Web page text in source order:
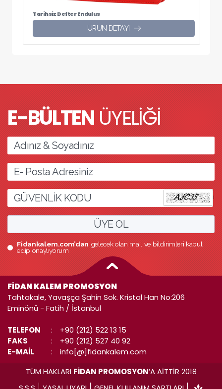
Tarihsiz Defter Endulus
ÜRÜN DETAYI
E-BÜLTENÜYELİĞİ
l
ÜYE OL
Fidankalem.com’dangelecek olan mail ve bildirimleri kabul
edip onaylıyorum
FİDAN KALEM PROMOSYON
Tahtakale, Yavaşça Şahin Sok. Kristal Han No:206
Eminönü - Fatih / İstanbul
TELEFON :
+90 (212) 522 13 15
FAKS
:
+90 (212) 527 40 92
E-MAİL
:
info[@]fidankalem.com
TÜM HAKLARI FİDAN PROMOSYON’A AİTTİR 2018